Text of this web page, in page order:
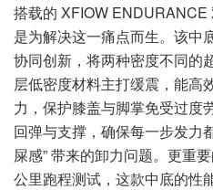
搭载的 XFIOW
是为解决这一痛点而生。该中
协同创新，将两种密度不同的
层低密度材料主打缓震，能高
力，保护膝盖与脚掌免受过度
回弹与支撑，确保每一步发力
屎感” 带来的卸力问题。更重
公里跑程测试，这款中底的性